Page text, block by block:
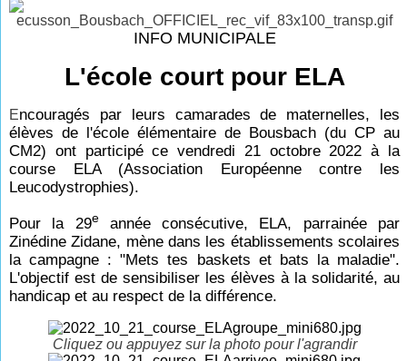
INFO MUNICIPALE
L'école court pour ELA
Encouragés par leurs camarades de maternelles, les
élèves de l'école élémentaire de Bousbach (du CP au
CM2) ont participé ce vendredi 21 octobre 2022 à la
course ELA (Association Européenne contre les
Leucodystrophies).
Pour la 29eannée consécutive, ELA, parrainée par
Zinédine Zidane, mène dans les établissements scolaires
la campagne : "Mets tes baskets et bats la maladie".
L'objectif est de sensibiliser les élèves à la solidarité, au
handicap et au respect de la différence.
Cliquez ou appuyez sur la photo pour l'agrandir